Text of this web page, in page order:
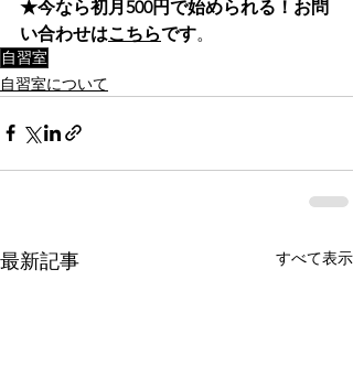
★今なら初月500円で始められる！お問
い合わせはこちらです。
自習室
自習室について
最新記事 すべて表示